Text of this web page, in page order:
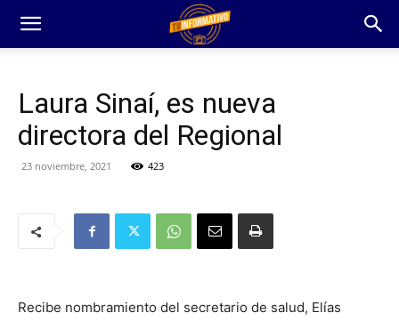
Laura Sinaí, es nueva
directora del Regional
23 noviembre, 2021 423
Recibe nombramiento del secretario de salud, Elías